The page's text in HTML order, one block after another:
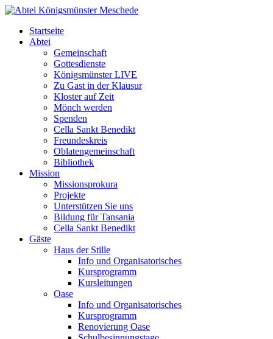
Startseite
Abtei
Gemeinschaft
Gottesdienste
Königsmünster LIVE
Zu Gast in der Klausur
Kloster auf Zeit
Mönch werden
Spenden
Cella Sankt Benedikt
Freundeskreis
Oblatengemeinschaft
Bibliothek
Mission
Missionsprokura
Projekte
Unterstützen Sie uns
Bildung für Tansania
Cella Sankt Benedikt
Gäste
Haus der Stille
Info und Organisatorisches
Kursprogramm
Kursleitungen
Oase
Info und Organisatorisches
Kursprogramm
Renovierung Oase